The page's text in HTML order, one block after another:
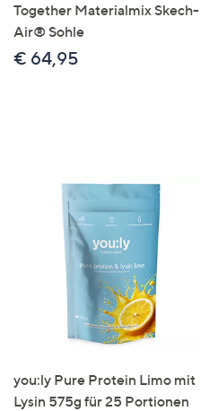
Together Materialmix Skech-
Air® Sohle
€ 64,95
you:ly Pure Protein Limo mit
Lysin 575g für 25 Portionen